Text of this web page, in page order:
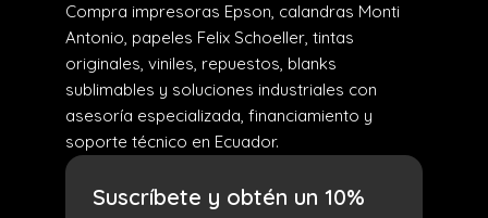
Compra impresoras Epson, calandras Monti
Antonio, papeles Felix Schoeller, tintas
originales, viniles, repuestos, blanks
sublimables y soluciones industriales con
asesoría especializada, financiamiento y
soporte técnico en Ecuador.
Suscríbete y obtén un 10%